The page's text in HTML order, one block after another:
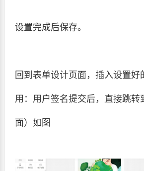
设置完成后保存。
回到表单设计页面，插入设置好
用：用户签名提交后，直接跳转
面）如图